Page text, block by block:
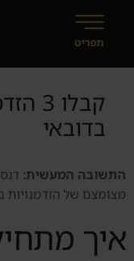
בדובאי
התשובה המעשית:
מצומצם של הזדמנויות
איך